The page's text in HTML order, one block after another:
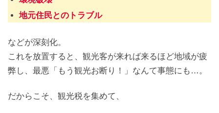
地元住民とのトラブル
などが深刻化。
これを放置すると、観光客が来れば来るほど地域が疲
弊し、最悪「もう観光お断り！」なんて事態にも…。
だからこそ、観光税を集めて、